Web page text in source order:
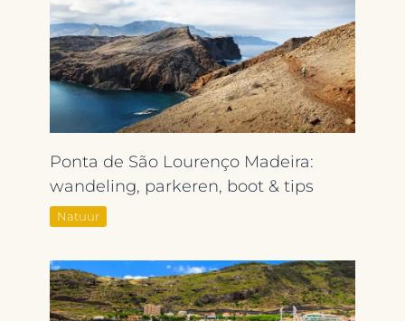
Ponta de São Lourenço Madeira:
wandeling, parkeren, boot & tips
Natuur